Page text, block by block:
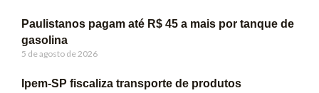
Paulistanos pagam até R$ 45 a mais por tanque de
gasolina
5 de agosto de 2026
Ipem-SP fiscaliza transporte de produtos